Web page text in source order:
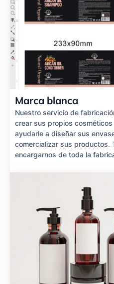
Marca blanca
Nuestro servicio de
crear sus propios
ayudarle a diseñar sus
comercializar sus productos.
encargarnos de toda la